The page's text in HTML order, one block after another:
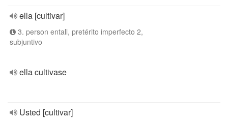
ella [cultivar]
3. person entall, pretérito imperfecto 2,
subjuntivo
ella cultivase
Usted [cultivar]